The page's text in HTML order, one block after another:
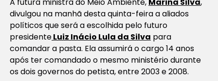
divulgou na manhã desta quinta-feira a aliados
políticos que será a escolhida pelo futuro
presidenteLuiz Inácio Lula da Silva para
comandar a pasta. Ela assumirá o cargo 14 anos
após ter comandado o mesmo ministério durante
os dois governos do petista, entre 2003 e 2008.